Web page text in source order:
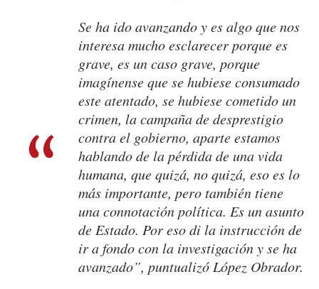
Se ha ido avanzando y es algo que nos
interesa mucho esclarecer porque es
grave, es un caso grave, porque
imagínense que se hubiese consumado
este atentado, se hubiese cometido un
crimen, la campaña de desprestigio
contra el gobierno, aparte estamos
hablando de la pérdida de una vida
humana, que quizá, no quizá, eso es lo
más importante, pero también tiene
una connotación política. Es un asunto
de Estado. Por eso di la instrucción de
ir a fondo con la investigación y se ha
avanzado”, puntualizó López Obrador.